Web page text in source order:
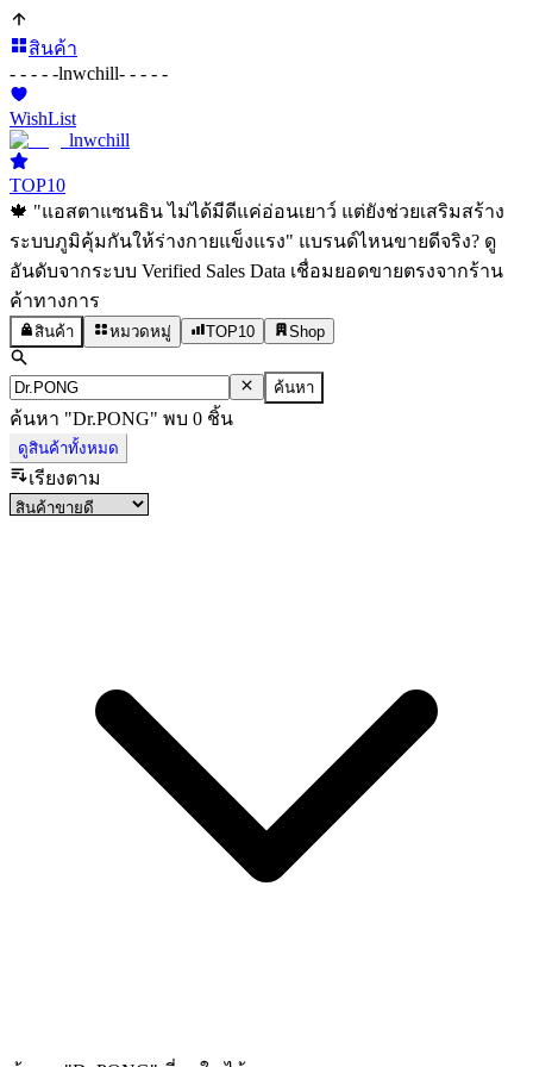
สินค้า
- - - - -lnwchill- - - - -
WishList
lnwchill
TOP10
🍁 "แอสตาแซนธิน ไม่ได้มีดีแค่อ่อนเยาว์ แต่ยังช่วยเสริมสร้าง
ระบบภูมิคุ้มกันให้ร่างกายแข็งแรง" แบรนด์ไหนขายดีจริง? ดู
อันดับจากระบบ Verified Sales Data เชื่อมยอดขายตรงจากร้าน
ค้าทางการ
สินค้า หมวดหมู่ TOP10 Shop
ค้นหา
ค้นหา "Dr.PONG" พบ 0 ชิ้น
ดูสินค้าทั้งหมด
เรียงตาม